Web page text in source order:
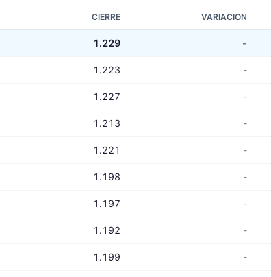
CIERRE VARIACION
1.229 -
1.223 -
1.227 -
1.213 -
1.221 -
1.198 -
1.197 -
1.192 -
1.199 -